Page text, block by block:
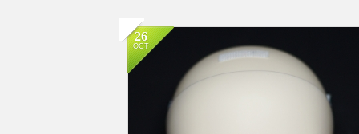
26
OCT